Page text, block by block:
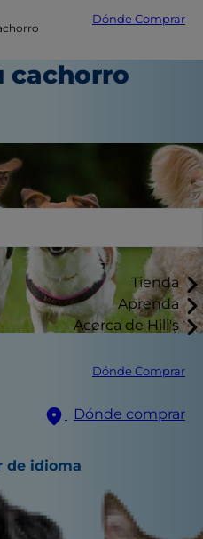
Dónde Comprar
Tienda
Aprenda
Acerca de Hill's
Dónde Comprar
Dónde comprar
de idioma
cachorro